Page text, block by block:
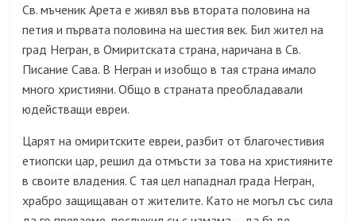
Св. мъченик Арета е живял във втората половина на
петия и първата половина на шестия век. Бил жител на
град Негран, в Омиритската страна, наричана в Св.
Писание Сава. В Негран и изобщо в тая страна имало
много християни. Общо в страната преобладавали
юдействащи евреи.
Царят на омиритските евреи, разбит от благочестивия
етиопски цар, решил да отмъсти за това на християните
в своите владения. С тая цел нападнал града Негран,
храбро защищаван от жителите. Като не могъл със сила